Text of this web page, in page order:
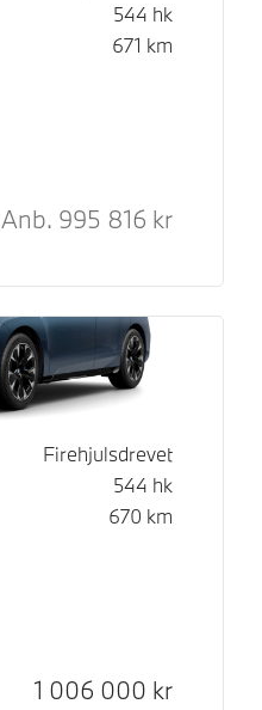
544 hk
671 km
Kontantpris
Anb. 995 816 kr
Firehjulsdrevet
544 hk
670 km
Kontantpris
1 006 000 kr